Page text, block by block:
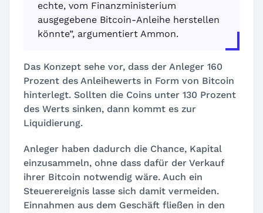
echte, vom Finanzministerium
ausgegebene Bitcoin-Anleihe herstellen
könnte”, argumentiert Ammon.
Das Konzept sehe vor, dass der Anleger 160
Prozent des Anleihewerts in Form von Bitcoin
hinterlegt. Sollten die Coins unter 130 Prozent
des Werts sinken, dann kommt es zur
Liquidierung.
Anleger haben dadurch die Chance, Kapital
einzusammeln, ohne dass dafür der Verkauf
ihrer Bitcoin notwendig wäre. Auch ein
Steuerereignis lasse sich damit vermeiden.
Einnahmen aus dem Geschäft fließen in den